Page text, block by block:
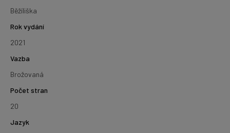
Běžíliška
Rok vydání
2021
Vazba
Brožovaná
Počet stran
20
Jazyk